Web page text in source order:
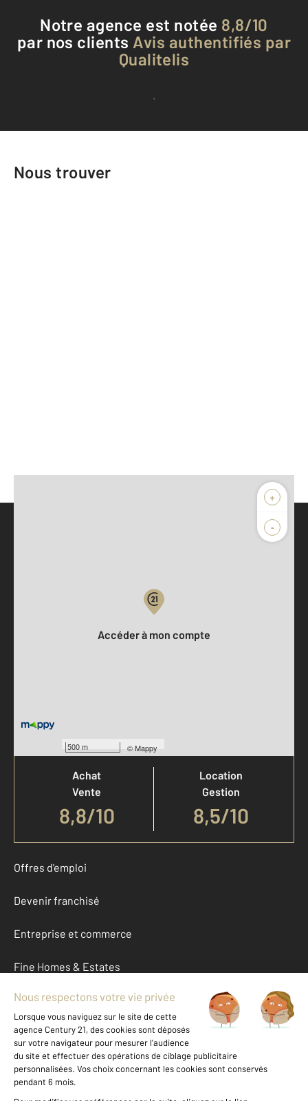
Notre agence est notée 8,8/10
par nos clients Avis authentifiés par
Qualitelis
Voir tous les avis clients
Nous trouver
+
-
500 m ©Mappy
Accéder à mon compte
Votre agence est notée
Achat
Vente
8,8/10
Location
Gestion
8,5/10
Offres d'emploi
Devenir franchisé
Entreprise et commerce
Fine Homes & Estates
À propos
International
Nous contacter